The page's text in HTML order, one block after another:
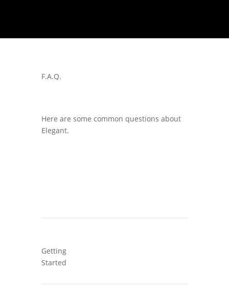
F.A.Q.
Here are some common questions about
Elegant.
Getting
Started